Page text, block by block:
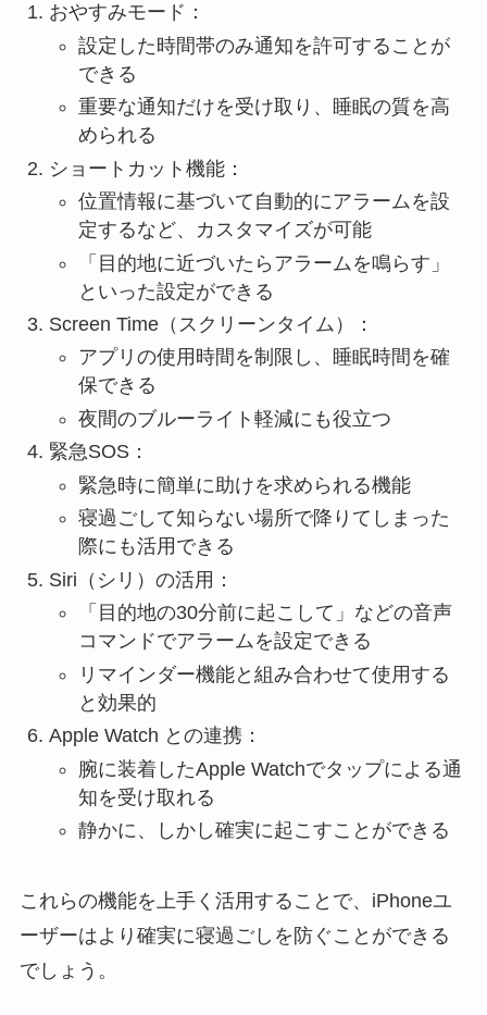
おやすみモード：
設定した時間帯のみ通知を許可することが
できる
重要な通知だけを受け取り、睡眠の質を高
められる
ショートカット機能：
位置情報に基づいて自動的にアラームを設
定するなど、カスタマイズが可能
「目的地に近づいたらアラームを鳴らす」
といった設定ができる
Screen Time（スクリーンタイム）：
アプリの使用時間を制限し、睡眠時間を確
保できる
夜間のブルーライト軽減にも役立つ
緊急SOS：
緊急時に簡単に助けを求められる機能
寝過ごして知らない場所で降りてしまった
際にも活用できる
Siri（シリ）の活用：
「目的地の30分前に起こして」などの音声
コマンドでアラームを設定できる
リマインダー機能と組み合わせて使用する
と効果的
Apple Watch との連携：
腕に装着したApple Watchでタップによる通
知を受け取れる
静かに、しかし確実に起こすことができる
これらの機能を上手く活用することで、iPhoneユ
ーザーはより確実に寝過ごしを防ぐことができる
でしょう。